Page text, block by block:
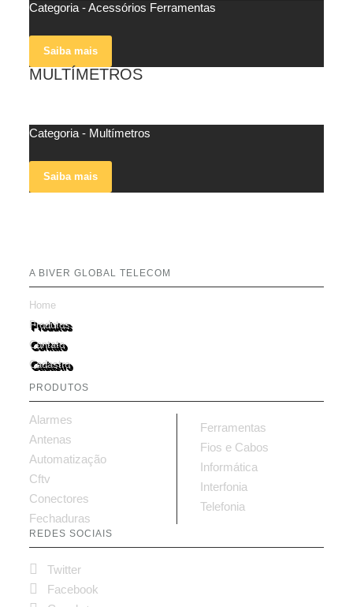
Categoria - Acessórios Ferramentas
Saiba mais
MULTÍMETROS
Categoria - Multímetros
Saiba mais
A BIVER GLOBAL TELECOM
Home
Produtos
Contato
Cadastro
PRODUTOS
Alarmes
Antenas
Automatização
Cftv
Conectores
Fechaduras
Ferramentas
Fios e Cabos
Informática
Interfonia
Telefonia
REDES SOCIAIS
 Twitter
 Facebook